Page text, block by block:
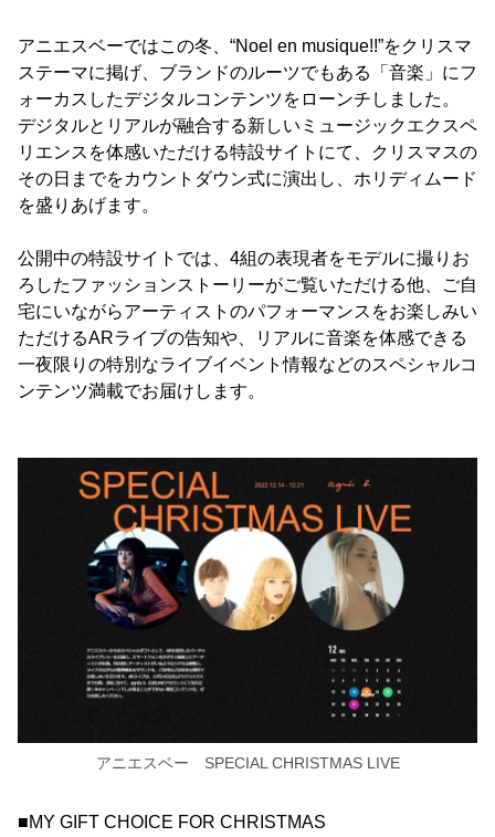
アニエスベーではこの冬、“Noel en musique!!”をクリスマ
ステーマに掲げ、ブランドのルーツでもある「音楽」にフ
ォーカスしたデジタルコンテンツをローンチしました。
デジタルとリアルが融合する新しいミュージックエクスペ
リエンスを体感いただける特設サイトにて、クリスマスの
その日までをカウントダウン式に演出し、ホリディムード
を盛りあげます。
公開中の特設サイトでは、4組の表現者をモデルに撮りお
ろしたファッションストーリーがご覧いただける他、ご自
宅にいながらアーティストのパフォーマンスをお楽しみい
ただけるARライブの告知や、リアルに音楽を体感できる
一夜限りの特別なライブイベント情報などのスペシャルコ
ンテンツ満載でお届けします。
アニエスベー SPECIAL CHRISTMAS LIVE
■MY GIFT CHOICE FOR CHRISTMAS